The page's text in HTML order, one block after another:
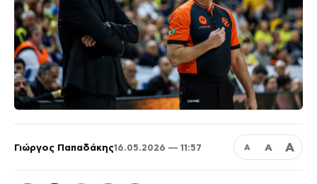
Γιώργος Παπαδάκης16.05.2026 — 11:57 Α Α Α